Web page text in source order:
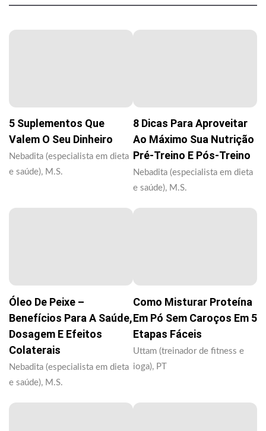
5 Suplementos Que
Valem O Seu Dinheiro
Nebadita (especialista em dieta
e saúde), M.S.
8 Dicas Para Aproveitar
Ao Máximo Sua Nutrição
Pré-Treino E Pós-Treino
Nebadita (especialista em dieta
e saúde), M.S.
Óleo De Peixe –
Benefícios Para A Saúde,
Dosagem E Efeitos
Colaterais
Nebadita (especialista em dieta
e saúde), M.S.
Como Misturar Proteína
Em Pó Sem Caroços Em 5
Etapas Fáceis
Uttam (treinador de fitness e
ioga), PT